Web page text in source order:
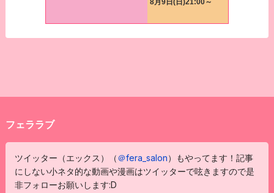
フェララブ
ツイッター（エックス）（＠fera_salon）もやってます！記事
にしない小ネタ的な動画や漫画はツイッターで呟きますので是
非フォローお願いします:D